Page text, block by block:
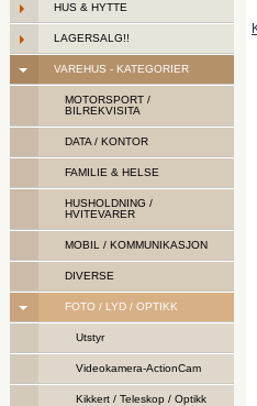
HUS & HYTTE
LAGERSALG!!
VAREHUS - KATEGORIER
MOTORSPORT /
BILREKVISITA
DATA / KONTOR
FAMILIE & HELSE
HUSHOLDNING /
HVITEVARER
MOBIL / KOMMUNIKASJON
DIVERSE
FOTO / LYD / OPTIKK
Utstyr
Videokamera-ActionCam
Kikkert / Teleskop / Optikk